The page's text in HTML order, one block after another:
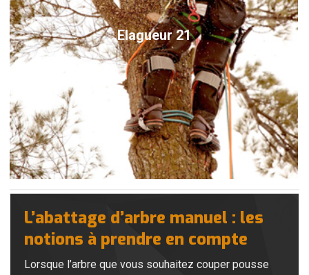
Elagueur 21
L’abattage d’arbre manuel : les
notions à prendre en compte
Lorsque l’arbre que vous souhaitez couper pousse